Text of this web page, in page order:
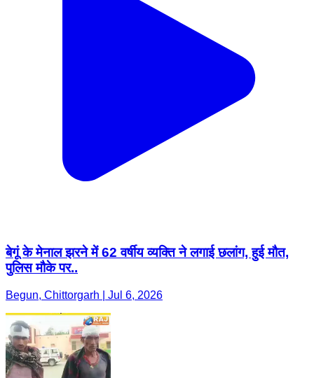
बेगूं के मेनाल झरने में 62 वर्षीय व्यक्ति ने लगाई छलांग, हुई मौत,
पुलिस मौके पर..
Begun, Chittorgarh | Jul 6, 2026